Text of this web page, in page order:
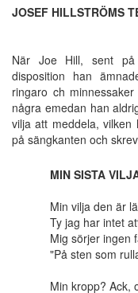
JOSEF HILLSTRÖMS
När Joe Hill, sent
disposition han
ringaro ch
några emedan han
vilja att meddela,
på sängkanten och
MIN SISTA
Min vilja den är
Ty jag har intet
Mig sörjer ingen
"På sten som
Min kropp? Ack,